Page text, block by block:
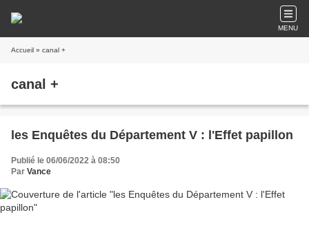
MENU
Accueil » canal +
canal +
les Enquêtes du Département V : l'Effet papillon
Publié le 06/06/2022 à 08:50
Par Vance